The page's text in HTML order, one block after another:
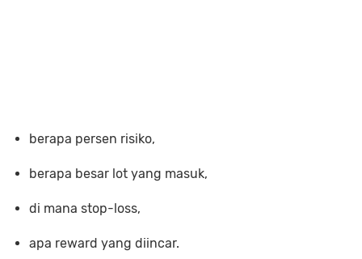
berapa persen risiko,
berapa besar lot yang masuk,
di mana stop-loss,
apa reward yang diincar.